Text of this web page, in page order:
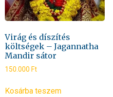
Virág és díszítés
költségek – Jagannatha
Mandir sátor
150.000 Ft
Kosárba teszem